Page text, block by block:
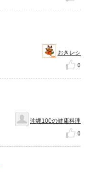
おきレシ
0
沖縄100の健康料理
0